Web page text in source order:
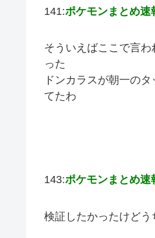
141:ポケモンまとめ速
そういえばここで言
った
ドンカラスが朝一の
てたわ
143:ポケモンまとめ速
検証したかったけど